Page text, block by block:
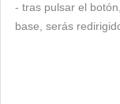
- tras pulsar el
base, serás